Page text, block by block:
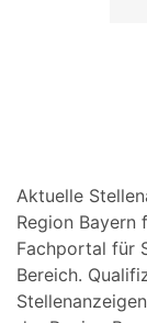
Aktuelle
Region Bayern
Fachportal für
Bereich.